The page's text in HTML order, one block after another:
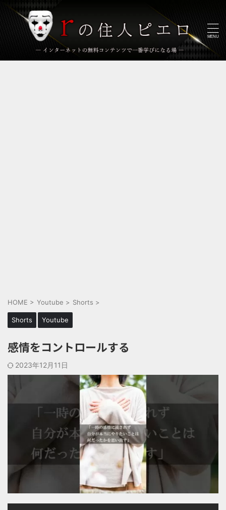
HOME > Youtube > Shorts >
Shorts Youtube
感情をコントロールする
2023年12月11日